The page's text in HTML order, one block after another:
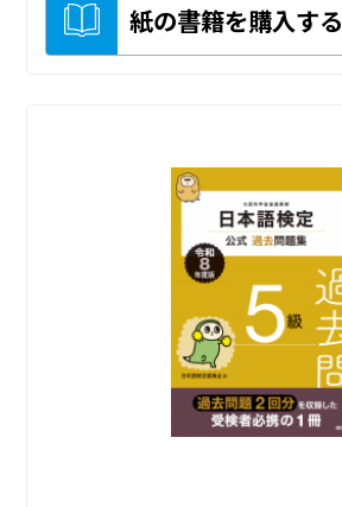
紙の書籍を購入する